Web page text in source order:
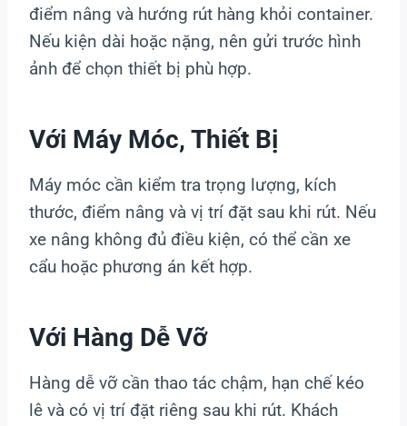
điểm nâng và hướng rút hàng khỏi container.
Nếu kiện dài hoặc nặng, nên gửi trước hình
ảnh để chọn thiết bị phù hợp.
Với Máy Móc, Thiết Bị
Máy móc cần kiểm tra trọng lượng, kích
thước, điểm nâng và vị trí đặt sau khi rút. Nếu
xe nâng không đủ điều kiện, có thể cần xe
cẩu hoặc phương án kết hợp.
Với Hàng Dễ Vỡ
Hàng dễ vỡ cần thao tác chậm, hạn chế kéo
lê và có vị trí đặt riêng sau khi rút. Khách